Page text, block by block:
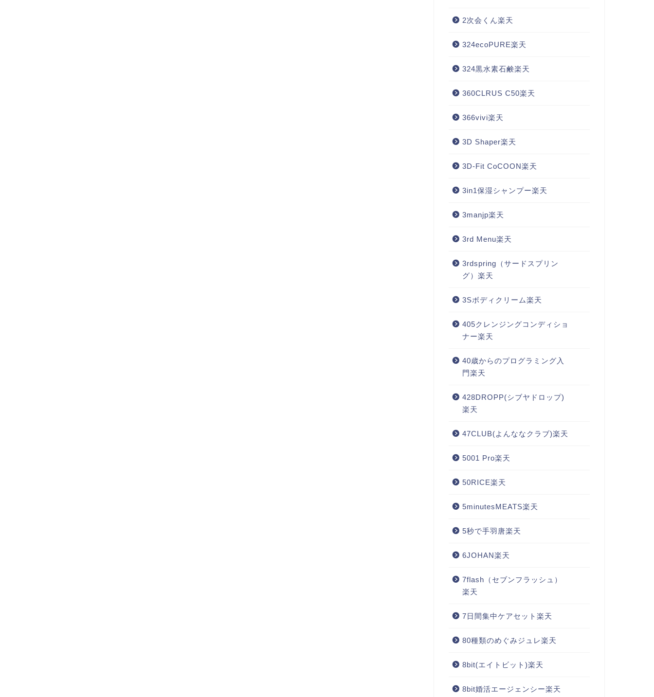
2次会くん楽天
324ecoPURE楽天
324黒水素石鹸楽天
360CLRUS C50楽天
366vivi楽天
3D Shaper楽天
3D-Fit CoCOON楽天
3in1保湿シャンプー楽天
3manjp楽天
3rd Menu楽天
3rdspring（サードスプリン
グ）楽天
3Sボディクリーム楽天
405クレンジングコンディショ
ナー楽天
40歳からのプログラミング入
門楽天
428DROPP(シブヤドロップ)
楽天
47CLUB(よんななクラブ)楽天
5001 Pro楽天
50RICE楽天
5minutesMEATS楽天
5秒で手羽唐楽天
6JOHAN楽天
7flash（セブンフラッシュ）
楽天
7日間集中ケアセット楽天
80種類のめぐみジュレ楽天
8bit(エイトビット)楽天
8bit婚活エージェンシー楽天